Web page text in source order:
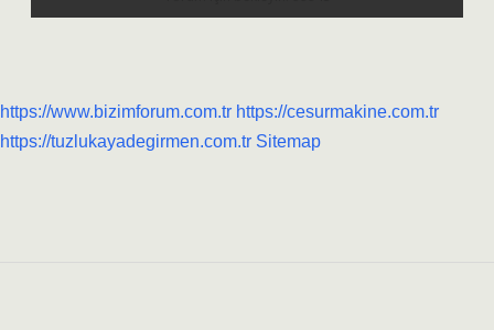
https://www.bizimforum.com.tr https://cesurmakine.com.tr
https://tuzlukayadegirmen.com.tr Sitemap